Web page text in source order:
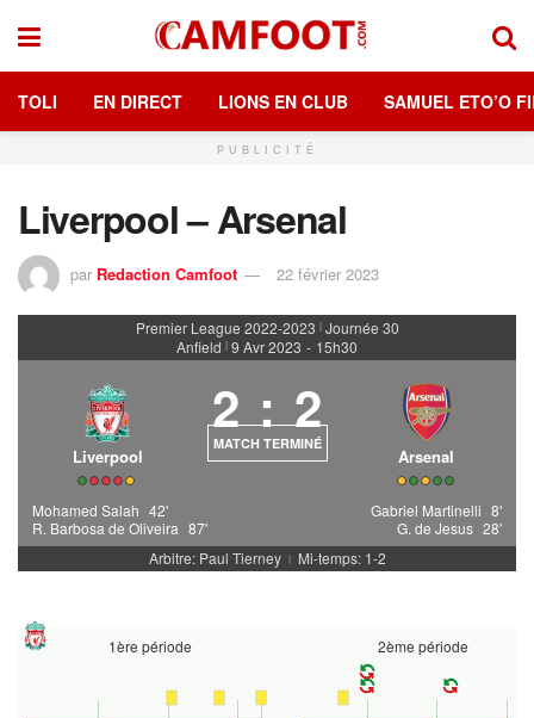
TOLI EN DIRECT LIONS EN CLUB SAMUEL ETO’O
PUBLICITÉ
Liverpool – Arsenal
par Redaction Camfoot 22 février 2023
Premier League 2022-2023 | Journée 30
Anfield | 9 Avr 2023 - 15h30
Liverpool
2 : 2
MATCH TERMINÉ
Arsenal
Mohamed Salah 42'
R. Barbosa de Oliveira 87'
Gabriel Martinelli 8'
G. de Jesus 28'
Arbitre: Paul Tierney | Mi-temps: 1-2
1ère période 2ème période